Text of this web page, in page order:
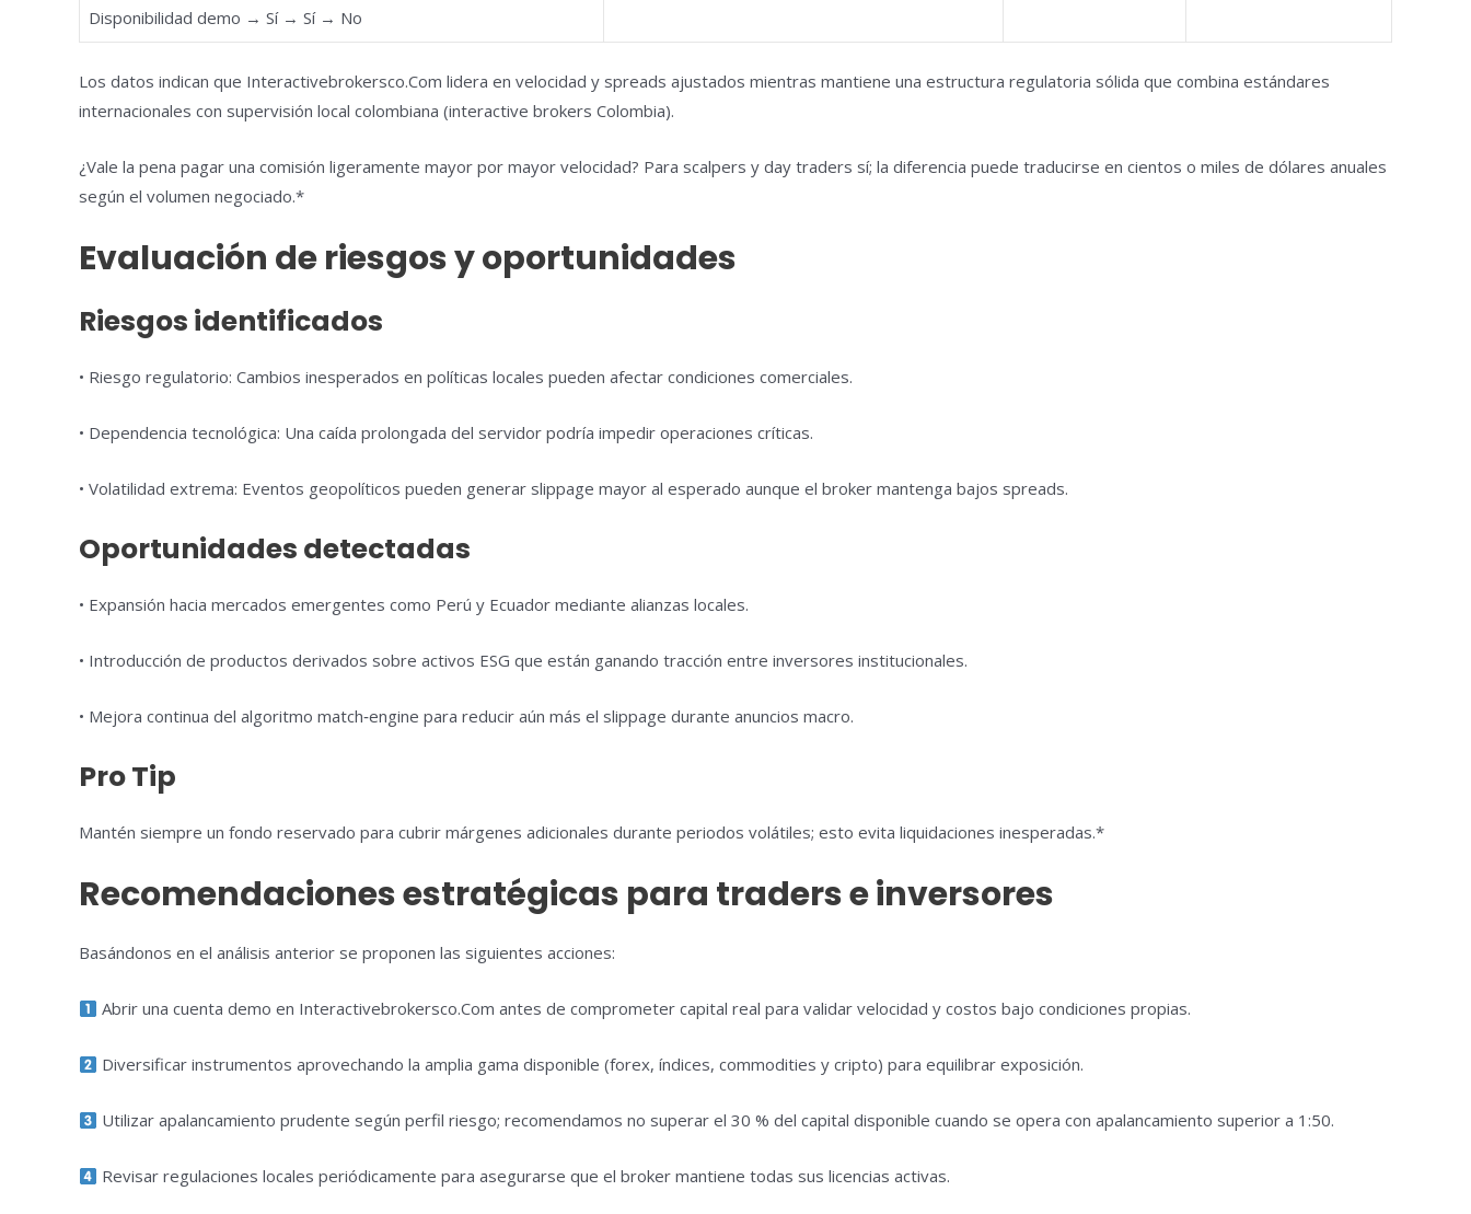
Disponibilidad demo → Sí → Sí → No
Los datos indican que Interactivebrokersco.Com lidera en velocidad y spreads ajustados mientras mantiene una estructura regulatoria sólida que combina estándares
internacionales con supervisión local colombiana (interactive brokers Colombia).
¿Vale la pena pagar una comisión ligeramente mayor por mayor velocidad? Para scalpers y day traders sí; la diferencia puede traducirse en cientos o miles de dólares anuales
según el volumen negociado.*
Evaluación de riesgos y oportunidades
Riesgos identificados
• Riesgo regulatorio: Cambios inesperados en políticas locales pueden afectar condiciones comerciales.
• Dependencia tecnológica: Una caída prolongada del servidor podría impedir operaciones críticas.
• Volatilidad extrema: Eventos geopolíticos pueden generar slippage mayor al esperado aunque el broker mantenga bajos spreads.
Oportunidades detectadas
• Expansión hacia mercados emergentes como Perú y Ecuador mediante alianzas locales.
• Introducción de productos derivados sobre activos ESG que están ganando tracción entre inversores institucionales.
• Mejora continua del algoritmo match‑engine para reducir aún más el slippage durante anuncios macro.
Pro Tip
Mantén siempre un fondo reservado para cubrir márgenes adicionales durante periodos volátiles; esto evita liquidaciones inesperadas.*
Recomendaciones estratégicas para traders e inversores
Basándonos en el análisis anterior se proponen las siguientes acciones:
Abrir una cuenta demo en Interactivebrokersco.Com antes de comprometer capital real para validar velocidad y costos bajo condiciones propias.
Diversificar instrumentos aprovechando la amplia gama disponible (forex, índices, commodities y cripto) para equilibrar exposición.
Utilizar apalancamiento prudente según perfil riesgo; recomendamos no superar el 30 % del capital disponible cuando se opera con apalancamiento superior a 1:50.
Revisar regulaciones locales periódicamente para asegurarse que el broker mantiene todas sus licencias activas.